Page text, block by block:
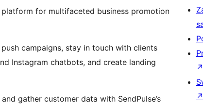
for multifaceted business promotion
campaigns, stay in touch with clients
Instagram chatbots, and create landing
gather customer data with SendPulse’s
↗
↗